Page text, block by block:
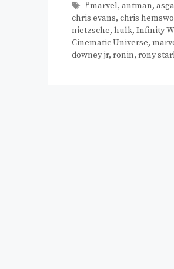
#marvel, antman,
chris evans, chris
nietzsche, hulk, Infinity
Cinematic Universe,
downey jr, ronin, rony